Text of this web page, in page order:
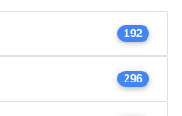
192
296